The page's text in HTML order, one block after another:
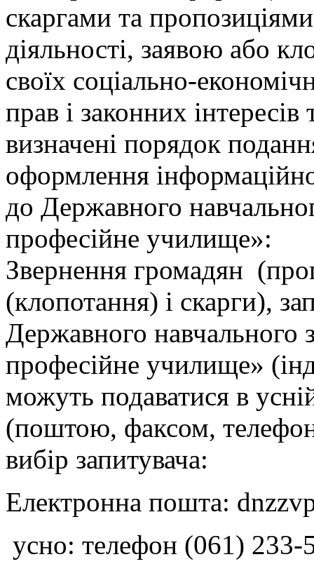
скаргами та
діяльності, заявою або
своїх соціально-
прав і законних
визначені порядок
оформлення
до Державного
професійне училище»:
Звернення громадян
(клопотання) і скарги),
Державного навчального
професійне училище»
можуть подаватися в
(поштою, факсом,
вибір запитувача:
Електронна пошта:
усно: телефон (061)